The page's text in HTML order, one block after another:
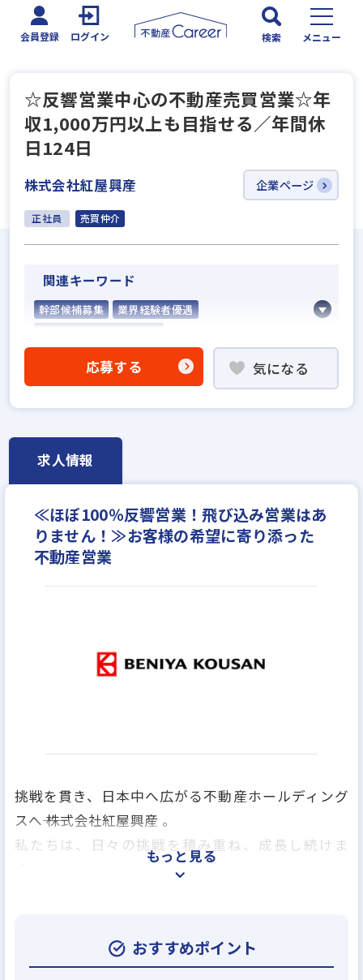
会員登録 ログイン 検索 メニュー
☆反響営業中心の不動産売買営業☆年
収1,000万円以上も目指せる／年間休
日124日
株式会社紅屋興産 企業ページ
正社員 売買仲介
関連キーワード
幹部候補募集
業界経験者優遇
高級賃貸仲介営業の経験者歓迎
残業少ない
休日シフト制
年間休日120日以上
月平均残業20時間以内
反響営業
応募する 気になる
求人情報
≪ほぼ100％反響営業！飛び込み営業はあ
りません！≫お客様の希望に寄り添った
不動産営業
挑戦を貫き、日本中へ広がる不動産ホールディング
スへ―― 株式会社紅屋興産 。
私たちは、日々の挑戦を積み重ね、成長し続けま
へと進化します。
もっと見る
おすすめポイント